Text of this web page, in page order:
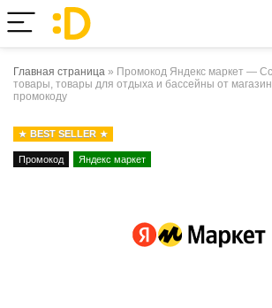
Главная страница » Промокод Яндекс маркет —
товары, товары для отдыха и бассейны от
промокоду
BEST SELLER
Промокод Яндекс маркет